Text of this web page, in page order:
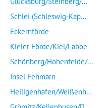
Schlei (Schleswig-Kap...
Eckernförde
Kieler Förde/Kiel/Laboe
Schönberg/Hohenfelde/...
Insel Fehmarn
Heiligenhafen/Weißenh...